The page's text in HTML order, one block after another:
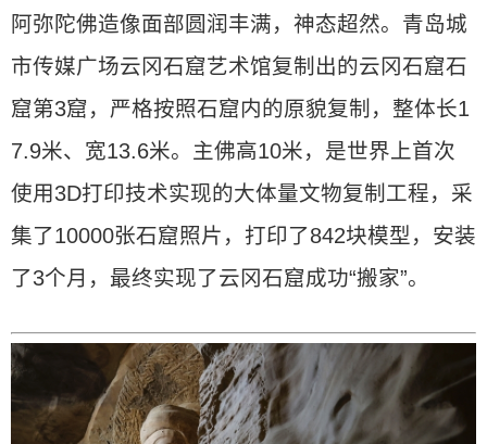
阿弥陀佛造像面部圆润丰满，神态超然。青岛城
市传媒广场云冈石窟艺术馆复制出的云冈石窟石
窟第3窟，严格按照石窟内的原貌复制，整体长1
7.9米、宽13.6米。主佛高10米，是世界上首次
使用3D打印技术实现的大体量文物复制工程，采
集了10000张石窟照片，打印了842块模型，安装
了3个月，最终实现了云冈石窟成功“搬家”。